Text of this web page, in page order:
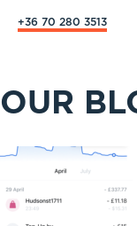
+36 70 280 3513
OUR